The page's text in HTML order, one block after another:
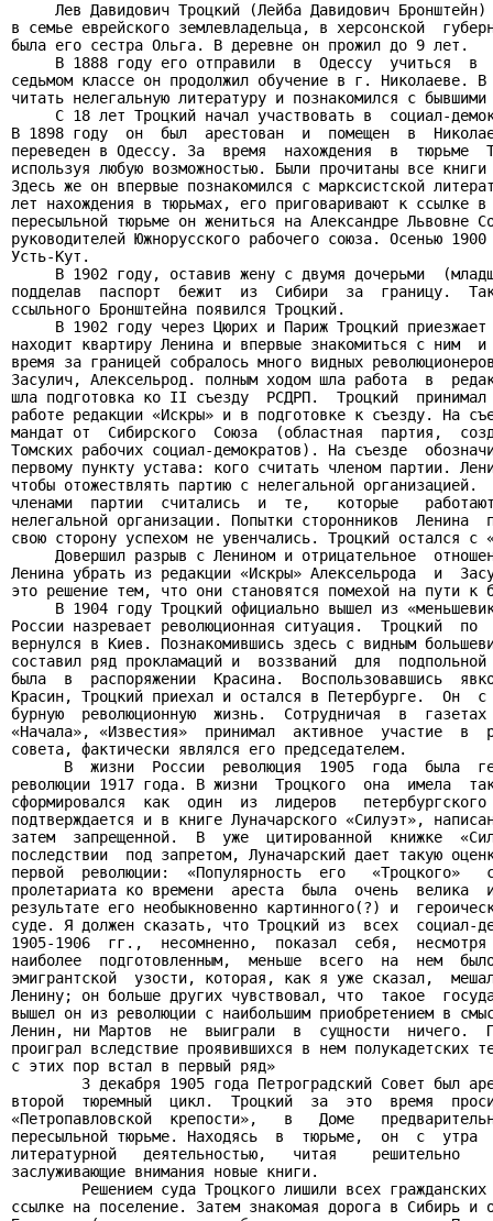
Лев Давидович Троцкий (Лейба Давидович
в семье еврейского землевладельца, в херсонской
была его сестра Ольга. В деревне он прожил до 9 лет.
В 1888 году его отправили  в  Одессу  учиться  в
седьмом классе он продолжил обучение в г. Николаеве.
читать нелегальную литературу и познакомился с
С 18 лет Троцкий начал участвовать в  социал-
В 1898 году  он  был  арестован  и  помещен  в
переведен в Одессу. За  время  нахождения  в  тюрьме
используя любую возможностью. Были прочитаны все
Здесь же он впервые познакомился с марксистской
лет нахождения в тюрьмах, его приговаривают к ссылке
пересыльной тюрьме он жениться на Александре Львовне
руководителей Южнорусского рабочего союза. Осенью
Усть-Кут.
В 1902 году, оставив жену с двумя дочерьми
подделав  паспорт  бежит  из  Сибири  за  границу.
ссыльного Бронштейна появился Троцкий.
В 1902 году через Цюрих и Париж Троцкий
находит квартиру Ленина и впервые знакомиться с ним
время за границей собралось много видных
Засулич, Алексельрод. полным ходом шла работа  в
шла подготовка ко II съезду  РСДРП.  Троцкий
работе редакции «Искры» и в подготовке к съезду. На
мандат от  Сибирского  Союза  (областная  партия,
Томских рабочих социал-демократов). На съезде
первому пункту устава: кого считать членом партии.
чтобы отожествлять партию с нелегальной
членами  партии  считались  и  те,   которые
нелегальной организации. Попытки сторонников  Ленина
свою сторону успехом не увенчались. Троцкий остался с
Довершил разрыв с Ленином и отрицательное
Ленина убрать из редакции «Искры» Алексельрода  и
это решение тем, что они становятся помехой на пути к
В 1904 году Троцкий официально вышел из
России назревает революционная ситуация.  Троцкий  по
вернулся в Киев. Познакомившись здесь с видным
составил ряд прокламаций и  воззваний  для
была  в  распоряжении  Красина.  Воспользовавшись
Красин, Троцкий приехал и остался в Петербурге.  Он
бурную  революционную  жизнь.  Сотрудничая  в
«Начала», «Известия»  принимал  активное  участие  в
совета, фактически являлся его председателем.
В  жизни  России  революция  1905  года  была
революции 1917 года. В жизни  Троцкого  она  имела
сформировался  как  один  из  лидеров
подтверждается и в книге Луначарского «Силуэт»,
затем  запрещенной.  В  уже  цитированной  книжке
последствии  под запретом, Луначарский дает такую
первой  революции:  «Популярность  его   «Троцкого»
пролетариата ко времени  ареста  была  очень  велика
результате его необыкновенно картинного(?) и
суде. Я должен сказать, что Троцкий из  всех  социал-
1905-1906  гг.,  несомненно,  показал  себя,
наиболее  подготовленным,  меньше  всего  на  нем
эмигрантской  узости, которая, как я уже сказал,
Ленину; он больше других чувствовал, что  такое
вышел он из революции с наибольшим приобретением в
Ленин, ни Мартов  не  выиграли  в  сущности  ничего.
проиграл вследствие проявившихся в нем полукадетских
с этих пор встал в первый ряд»
3 декабря 1905 года Петроградский Совет был
второй  тюремный  цикл.  Троцкий  за  это  время
«Петропавловской  крепости»,   в   Доме
пересыльной тюрьме. Находясь  в  тюрьме,  он  с  утра
литературной   деятельностью,   читая    решительно
заслуживающие внимания новые книги.
Решением суда Троцкого лишили всех
ссылке на поселение. Затем знакомая дорога в Сибирь